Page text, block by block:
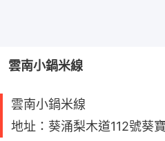
雲南小鍋米線
雲南小鍋米線
地址：葵涌梨木道112號葵